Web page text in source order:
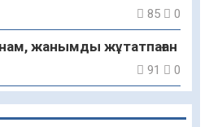
85 0
жанымды жұтатпаған
91 0
дамуының айғағы